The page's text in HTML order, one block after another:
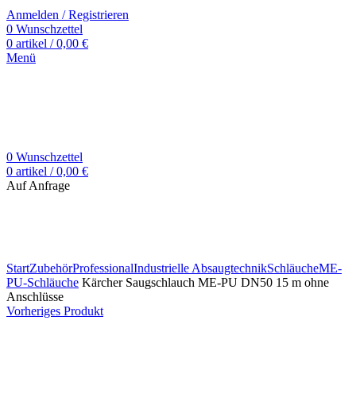
Anmelden / Registrieren
0 Wunschzettel
0 artikel / 0,00 €
Menü
0 Wunschzettel
0 artikel / 0,00 €
Auf Anfrage
StartZubehörProfessionalIndustrielle AbsaugtechnikSchläucheME-
PU-Schläuche Kärcher Saugschlauch ME-PU DN50 15 m ohne
Anschlüsse
Vorheriges Produkt